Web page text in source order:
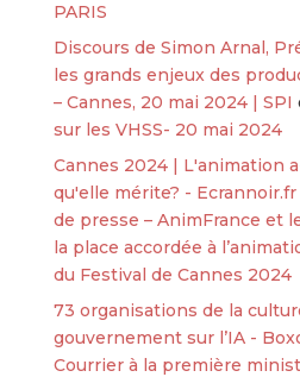
PARIS
Discours de Simon Arnal,
les grands enjeux des
– Cannes, 20 mai 2024 | SPI
sur les VHSS- 20 mai 2024
Cannes 2024 | L'animation
qu'elle mérite? - Ecrannoir.fr
de presse – AnimFrance et
la place accordée à
du Festival de Cannes 2024
73 organisations de la
gouvernement sur l’IA -
Courrier à la première